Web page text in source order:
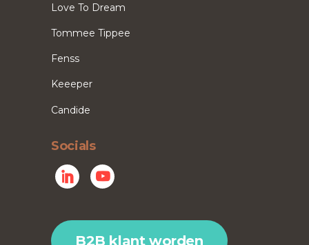
Love To Dream
Tommee Tippee
Fenss
Keeeper
Candide
Socials
B2B klant worden